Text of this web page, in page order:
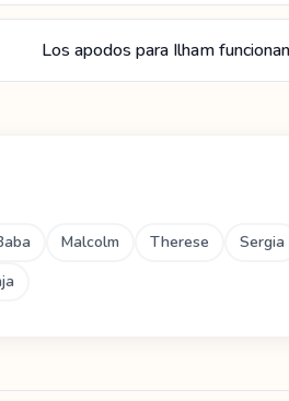
Los apodos para Ilham
Malcolm Therese Sergia